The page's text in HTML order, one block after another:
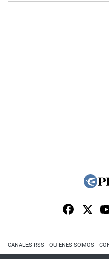
CANALES RSS QUIENES SOMOS